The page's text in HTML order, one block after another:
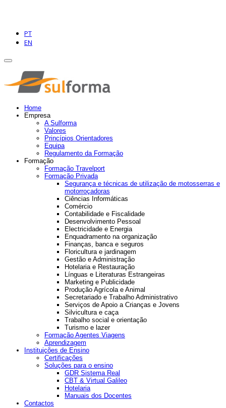
PT
EN
Home
Empresa
A Sulforma
Valores
Princípios Orientadores
Equipa
Regulamento da Formação
Formação
Formação Travelport
Formação Privada
Segurança e técnicas de utilização de motosserras e
motorroçadoras
Ciências Informáticas
Comércio
Contabilidade e Fiscalidade
Desenvolvimento Pessoal
Electricidade e Energia
Enquadramento na organização
Finanças, banca e seguros
Floricultura e jardinagem
Gestão e Administração
Hotelaria e Restauração
Línguas e Literaturas Estrangeiras
Marketing e Publicidade
Produção Agrícola e Animal
Secretariado e Trabalho Administrativo
Serviços de Apoio a Crianças e Jovens
Silvicultura e caça
Trabalho social e orientação
Turismo e lazer
Formação Agentes Viagens
Aprendizagem
Instituições de Ensino
Certificações
Soluções para o ensino
GDR Sistema Real
CBT & Virtual Galileo
Hotelaria
Manuais dos Docentes
Contactos